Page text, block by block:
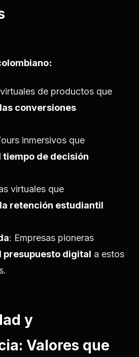
:
de productos que
conversiones
inmersivos que
tiempo de decisión
virtuales que
retención estudiantil
: Empresas pioneras
presupuesto digital a estos
y
Valores que